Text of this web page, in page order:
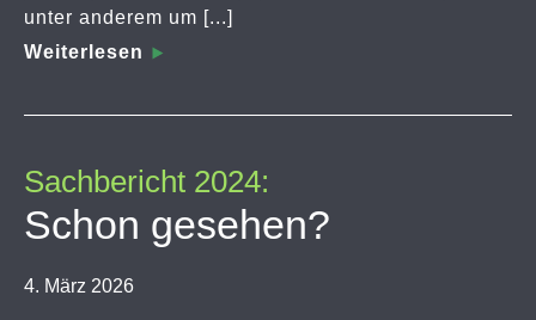
unter anderem um [...]
Weiterlesen
Sachbericht 2024:
Schon gesehen?
4. März 2026